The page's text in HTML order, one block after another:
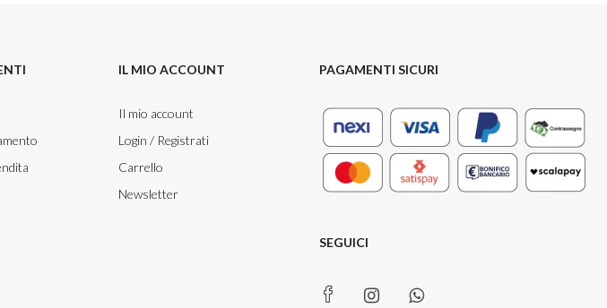
IL MIO ACCOUNT
Il mio account
Login / Registrati
Carrello
Newsletter
PAGAMENTI SICURI
SEGUICI